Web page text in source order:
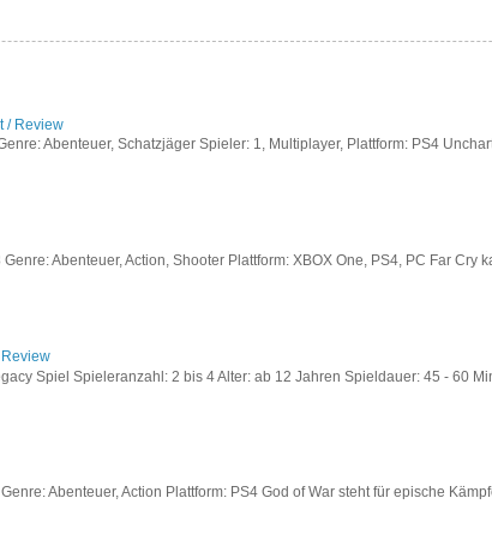
/ Review
Abenteuer, Schatzjäger Spieler: 1, Multiplayer, Plattform: PS4
Abenteuer, Action, Shooter Plattform: XBOX One, PS4, PC Far Cry
Spiel Spieleranzahl: 2 bis 4 Alter: ab 12 Jahren Spieldauer: 45 - 60 Min
Abenteuer, Action Plattform: PS4 God of War steht für epische